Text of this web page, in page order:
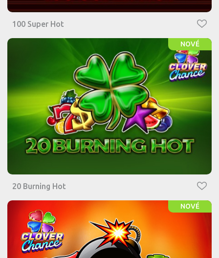
100 Super Hot
20 Burning Hot
NOVÉ
NOVÉ